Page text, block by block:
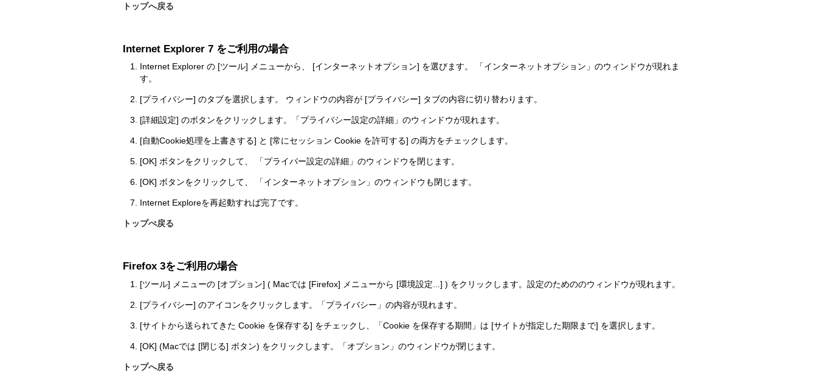
トップへ戻る
Internet Explorer 7 をご利用の場合
Internet Explorer の [ツール] メニューから、 [インターネットオプション] を選びます。 「インターネットオプション」のウィンドウが現れま
す。
[プライバシー] のタブを選択します。 ウィンドウの内容が [プライバシー] タブの内容に切り替わります。
[詳細設定] のボタンをクリックします。「プライバシー設定の詳細」のウィンドウが現れます。
[自動Cookie処理を上書きする] と [常にセッション Cookie を許可する] の両方をチェックします。
[OK] ボタンをクリックして、 「プライバー設定の詳細」のウィンドウを閉じます。
[OK] ボタンをクリックして、 「インターネットオプション」のウィンドウも閉じます。
Internet Exploreを再起動すれば完了です。
トップぺ戻る
Firefox 3をご利用の場合
[ツール] メニューの [オプション] ( Macでは [Firefox] メニューから [環境設定...] ) をクリックします。設定のためののウィンドウが現れます。
[プライバシー] のアイコンをクリックします。「プライバシー」の内容が現れます。
[サイトから送られてきた Cookie を保存する] をチェックし、「Cookie を保存する期間」は [サイトが指定した期限まで] を選択します。
[OK] (Macでは [閉じる] ボタン) をクリックします。「オプション」のウィンドウが閉じます。
トップへ戻る